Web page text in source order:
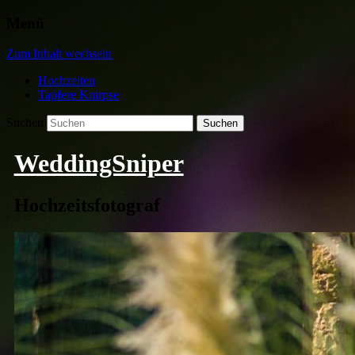
Zum Inhalt wechseln
Hochzeiten
Tapfere Knirpse
WeddingSniper
Hochzeitsfotograf